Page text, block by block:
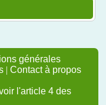
générales
| Contact à propos
l'article 4 des